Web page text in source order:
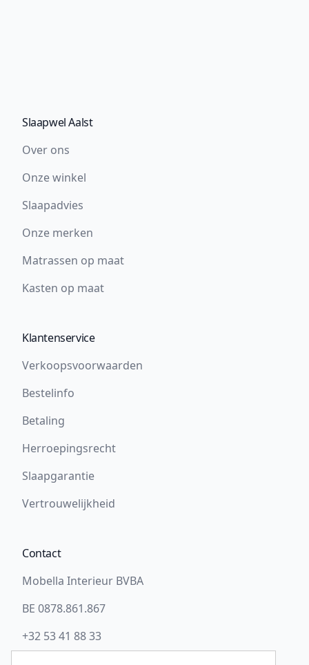
Slaapwel Aalst
Over ons
Onze winkel
Slaapadvies
Onze merken
Matrassen op maat
Kasten op maat
Klantenservice
Verkoopsvoorwaarden
Bestelinfo
Betaling
Herroepingsrecht
Slaapgarantie
Vertrouwelijkheid
Contact
Mobella Interieur BVBA
BE 0878.861.867
+32 53 41 88 33